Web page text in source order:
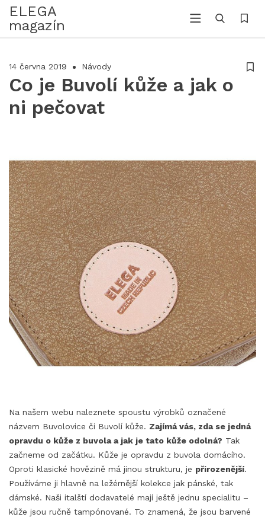
ELEGA
magazín
14 června 2019 Návody
Co je Buvolí kůže a jak o
ni pečovat
Na našem webu naleznete spoustu výrobků označené
názvem Buvolovice či Buvolí kůže. Zajímá vás, zda se jedná
opravdu o kůže z buvola a jak je tato kůže odolná? Tak
začneme od začátku. Kůže je opravdu z buvola domácího.
Oproti klasické hovězině má jinou strukturu, je přirozenější.
Používáme ji hlavně na ležérnější kolekce jak pánské, tak
dámské. Naši italští dodavatelé mají ještě jednu specialitu –
kůže jsou ručně tampónované. To znamená, že jsou barvené